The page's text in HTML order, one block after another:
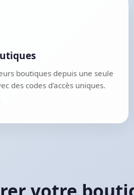
boutiques depuis une seule
des codes d'accès uniques.